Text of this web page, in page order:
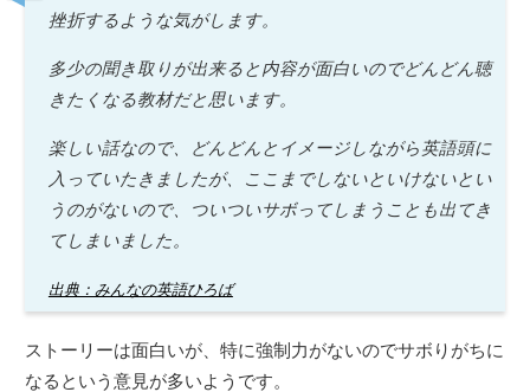
挫折するような気がします。
多少の聞き取りが出来ると内容が面白いのでどんどん聴
きたくなる教材だと思います。
楽しい話なので、どんどんとイメージしながら英語頭に
入っていたきましたが、ここまでしないといけないとい
うのがないので、ついついサボってしまうことも出てき
てしまいました。
出典：みんなの英語ひろば
ストーリーは面白いが、特に強制力がないのでサボりがちに
なるという意見が多いようです。